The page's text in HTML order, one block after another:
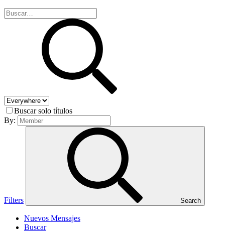
Buscar solo títulos
By:
Filters Search
Nuevos Mensajes
Buscar